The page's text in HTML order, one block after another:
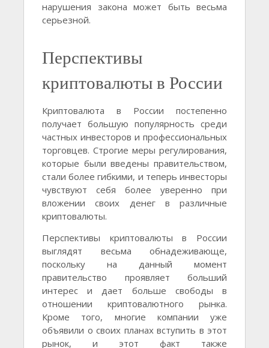
нарушения закона может быть весьма
серьезной.
Перспективы
криптовалюты в России
Криптовалюта в России постепенно
получает большую популярность среди
частных инвесторов и профессиональных
торговцев. Строгие меры регулирования,
которые были введены правительством,
стали более гибкими, и теперь инвесторы
чувствуют себя более уверенно при
вложении своих денег в различные
криптовалюты.
Перспективы криптовалюты в России
выглядят весьма обнадеживающе,
поскольку на данный момент
правительство проявляет больший
интерес и дает больше свободы в
отношении криптовалютного рынка.
Кроме того, многие компании уже
объявили о своих планах вступить в этот
рынок, и этот факт также